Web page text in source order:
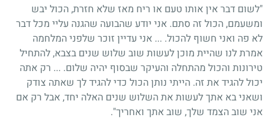
"לשום דבר אין אותו טעם או ריח מאז שלא חזרת, הכול יבש
ומשעמם, הכול זה סתם. אני יודע שהבועה שהגנה עליי מכל דבר
לא פה ואני חשוף להכול. ... אני עדיין זוכר שלפני המלחמה
אמרת לנו שהיית מוכן לעשות שוב שלוש שנים בצבא, להתחיל
טירונות והכול מהתחלה והעיקר שבסוף יהיה שלום. ... רק אתה
יכול להגיד את זה. הייתי נותן הכול כדי להגיד לך שאתה צודק
ושאני בא אתך לעשות את השלוש שנים האלה יחד, אבל רק אם
אני שוב הצמד שלך, שוב אתך ואחריך".